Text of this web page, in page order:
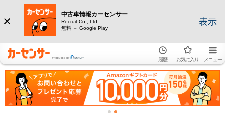
中古車情報カーセンサー
Recruit Co., Ltd.
無料 － Google Play
表示
履歴 お気に入り メニュー